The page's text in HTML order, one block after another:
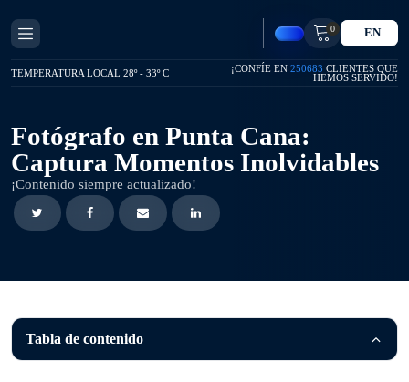
0 EN
TEMPERATURA LOCAL 28º - 33º C ¡CONFÍE EN 250683 CLIENTES QUE
HEMOS SERVIDO!
Fotógrafo en Punta Cana:
Captura Momentos Inolvidables
¡Contenido siempre actualizado!
Tabla de contenido